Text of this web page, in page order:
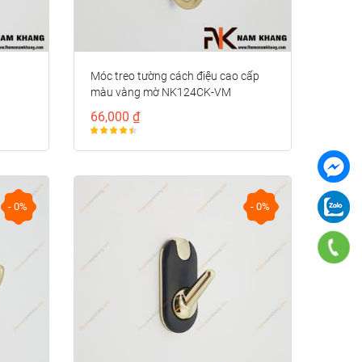
Móc treo tường cách điệu cao cấp
màu vàng mờ NK124CK-VM
66,000 ₫
- 0% - 0%